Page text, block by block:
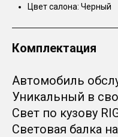
Цвет салона: Черный
Комплектация
Автомобиль
Уникальный в
Свет по кузову
Световая балка